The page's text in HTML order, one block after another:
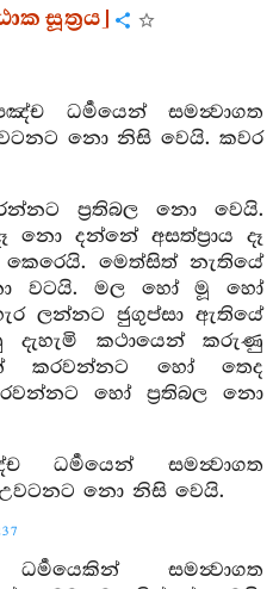
සූත්‍රය]
ධර්‍මයෙන් සමන්‍වාගත
නො නිසි වෙයි. කවර
ප්‍රතිබල නො වෙයි.
නො දන්නේ අසත්ප්‍රාය දෑ
කෙරෙයි. මෙත්සිත් නැතියේ
වටයි. මල හෝ මූ හෝ
ලන්නට ජුගුප්සා ඇතියේ
කථායෙන් කරුණු
කරවන්නට හෝ තෙද
හෝ ප්‍රතිබල නො
සමන්‍වාගත
නො නිසි වෙයි.
සමන්‍වාගත